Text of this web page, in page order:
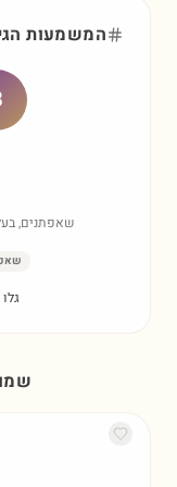
המשמעות
שאפתנים,